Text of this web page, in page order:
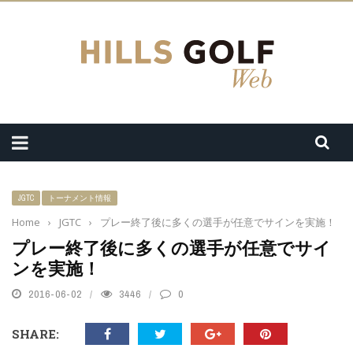
JGTC トーナメント情報
Home › JGTC › プレー終了後に多くの選手が任意でサインを実施！
プレー終了後に多くの選手が任意でサイ
ンを実施！
2016-06-02 3446 0
SHARE: